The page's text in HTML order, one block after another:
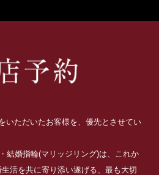
いただいたお客様を、優先とさせてい
結婚指輪(マリッジリング)は、これか
活を共に寄り添い遂げる、最も大切